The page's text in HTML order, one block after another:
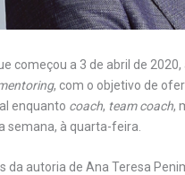
começou a 3 de abril de
, com o objetivo de
enquanto coach, team coach,
semana, à quarta-feira.
da autoria de Ana Teresa